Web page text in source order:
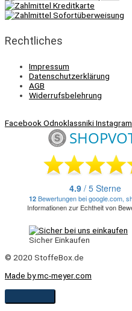
Rechtliches
Impressum
Datenschutzerklärung
AGB
Widerrufsbelehrung
FacebookOdnoklassnikiInstagram
Sicher Einkaufen
© 2020 StoffeBox.de
Made by mc-meyer.com